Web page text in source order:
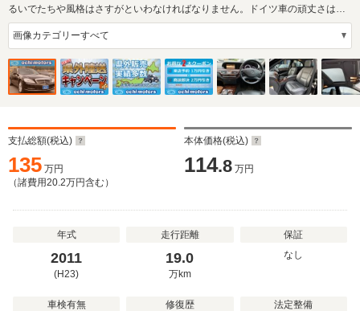
るいでたちや風格はさすがといわなければなりません。ドイツ車の頑丈さは、
さすがとしか…
支払総額(税込)
135 万円
（諸費用20.2万円含む）
本体価格(税込)
114.8 万円
年式
2011
(H23)
走行距離
19.0
万km
保証
なし
車検有無
修復歴
法定整備